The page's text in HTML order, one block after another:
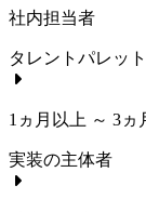
社内担当者
タレントパレット
1ヵ月以上 ～ 3ヵ
実装の主体者